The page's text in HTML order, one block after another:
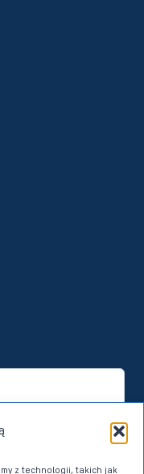
z technologii, takich jak